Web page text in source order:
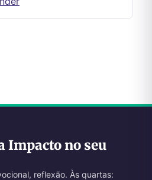
Impacto no seu
reflexão. Às quartas: